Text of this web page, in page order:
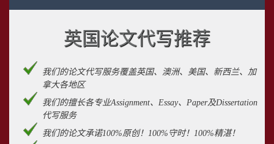
英国论文代写推荐
我们的论文代写服务覆盖英国、澳洲、美国、新西兰、加
拿大各地区
我们的擅长各专业Assignment、Essay、Paper及Dissertation
代写服务
我们的论文承诺100%原创！100%守时！100%精湛！